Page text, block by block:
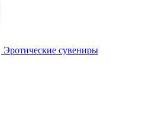
Эротические сувениры